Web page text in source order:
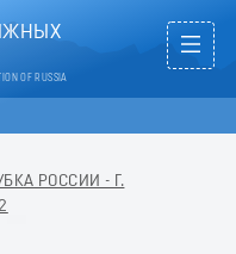
OF RUSSIA
РОССИИ - Г.